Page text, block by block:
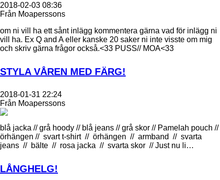
2018-02-03 08:36
Från Moaperssons
om ni vill ha ett sånt inlägg kommentera gärna vad för inlägg ni
vill ha. Ex Q and A eller kanske 20 saker ni inte visste om mig
och skriv gärna frågor också.<33 PUSS// MOA<33
STYLA VÅREN MED FÄRG!
2018-01-31 22:24
Från Moaperssons
blå jacka // grå hoody // blå jeans // grå skor // Pamelah pouch //
örhängen // ​ svart t-shirt // örhängen // armband // svarta
jeans // bälte // rosa jacka // svarta skor // Just nu li…
LÅNGHELG!